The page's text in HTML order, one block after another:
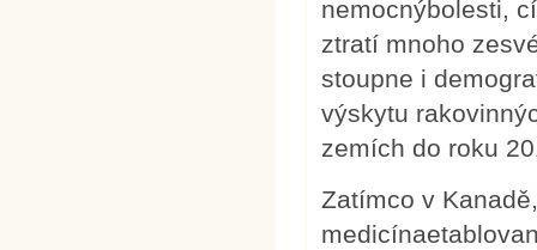
nemocnýbolesti,
ztratí mnoho
stoupne i
výskytu
zemích do roku
Zatímco v